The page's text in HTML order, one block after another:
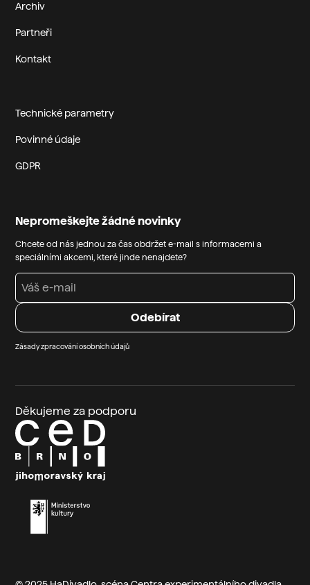
Archiv
Partneři
Kontakt
Technické parametry
Povinné údaje
GDPR
Nepromeškejte žádné novinky
Chcete od nás jednou za čas obdržet e-mail s informacemi a
speciálními akcemi, které jinde nenajdete?
Zásady zpracování osobních údajů
Děkujeme za podporu